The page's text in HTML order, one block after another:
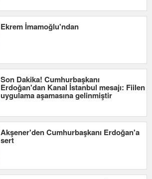
Ekrem İmamoğlu'ndan
Son Dakika! Cumhurbaşkanı
Erdoğan'dan Kanal İstanbul mesajı: Fiilen
uygulama aşamasına gelinmiştir
Akşener'den Cumhurbaşkanı Erdoğan'a
sert